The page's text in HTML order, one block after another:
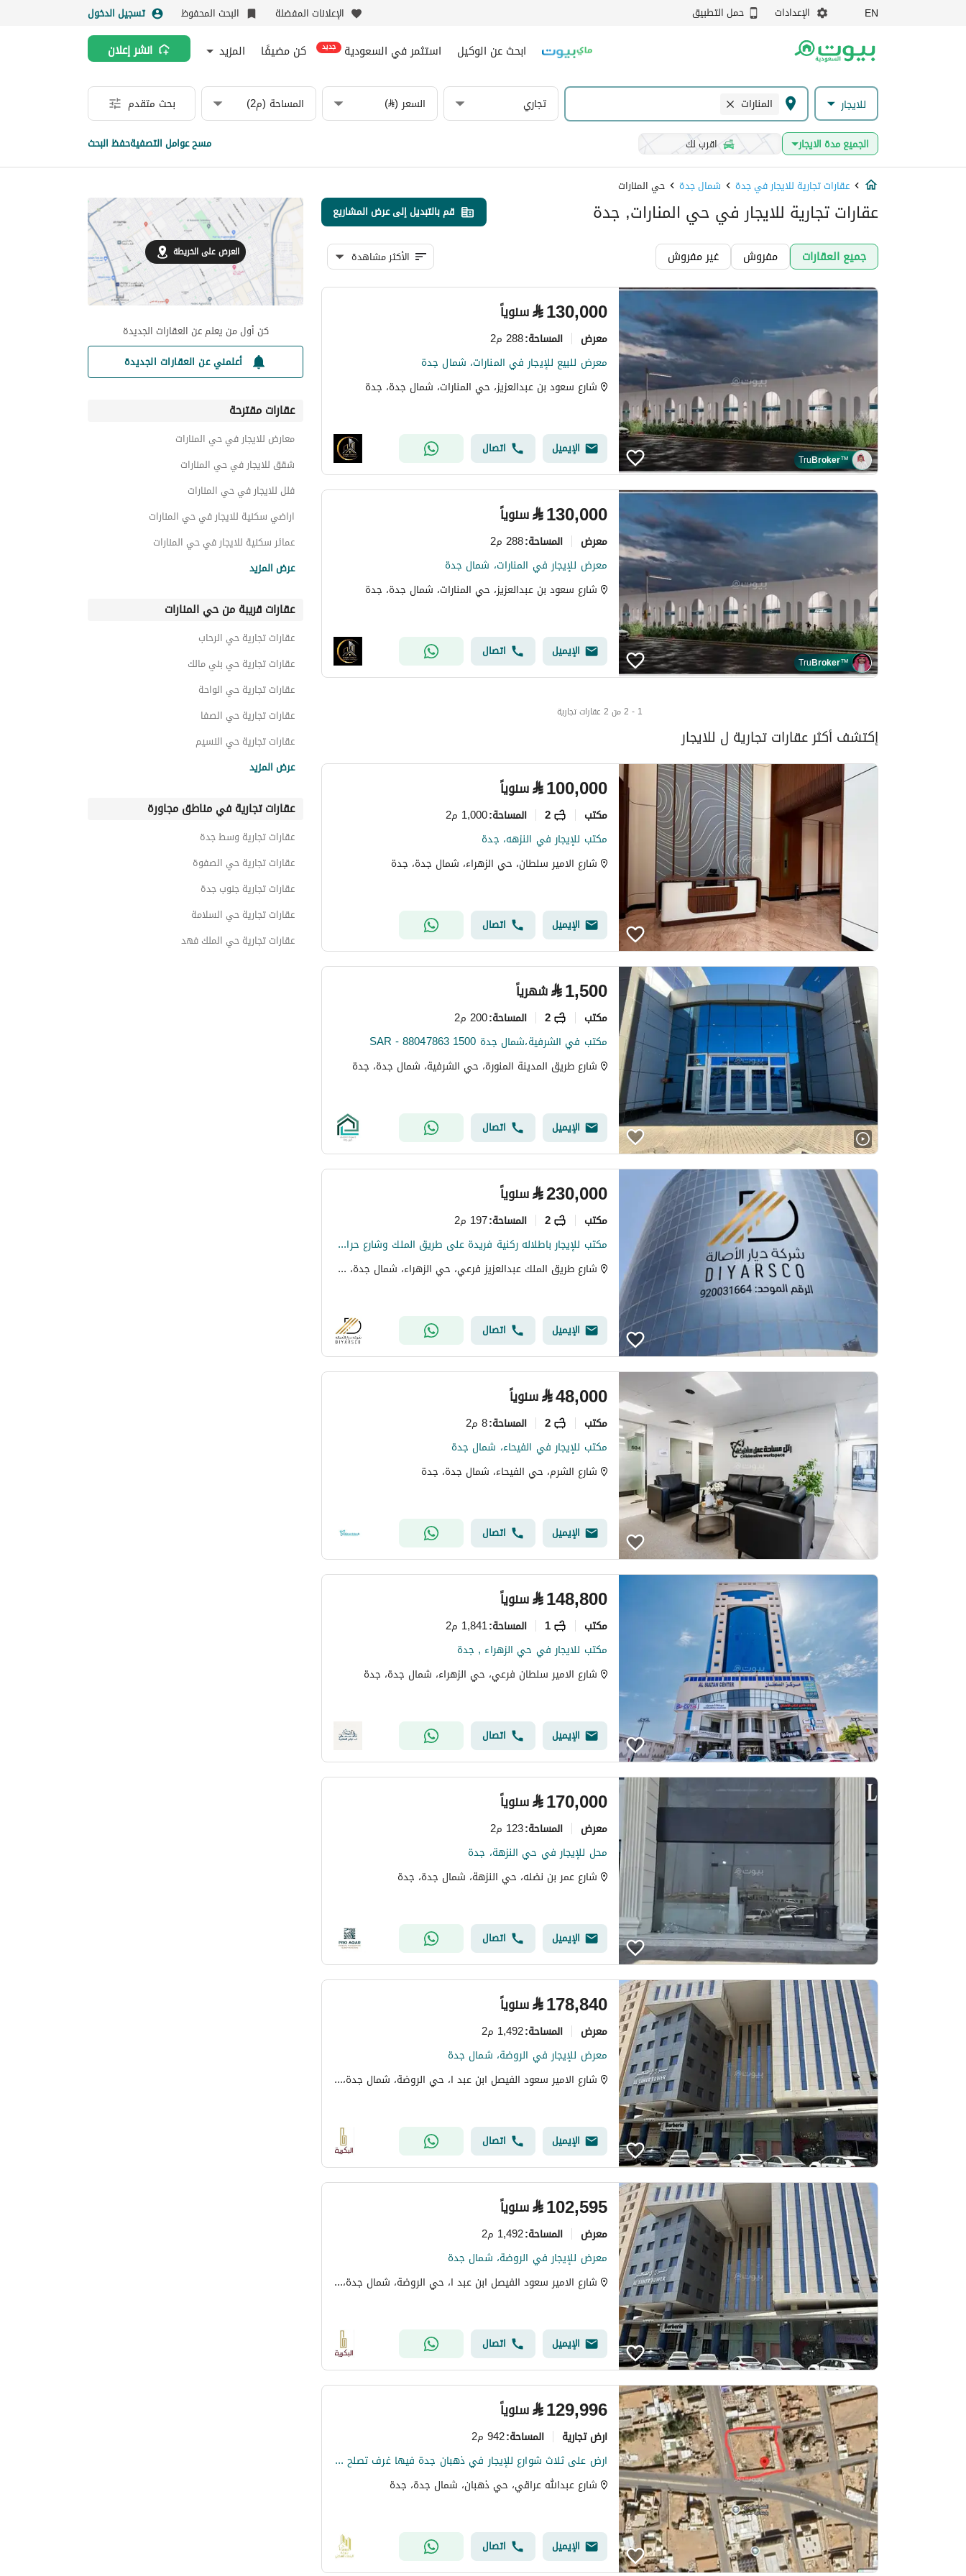
EN الإعدادات حمل التطبيق الإعلانات المفضلة البحث المحفوظ تسجيل الدخول
ابحث عن الوكيل استثمر في السعودية جديد كن مضيفًا المزيد انشر إعلان
للايجار المنارات تجاري السعر (⃁) المساحة (م2) بحث متقدم
الجميع مدة الايجار اقرب لك مسح عوامل التصفيةحفظ البحث
عقارات تجارية للايجار في جدة شمال جدة حي المنارات
عقارات تجارية للايجار في حي المنارات, جدة قم بالتبديل إلى عرض المشاريع
جميع العقارات مفروش غير مفروش الأكثر مشاهدة
TruBroker™
⃁130,000 سنوياً
معرض المساحة:288 م2
معرض للبيع للإيجار في المنارات، شمال جدة
شارع سعود بن عبدالعزيز، حي المنارات، شمال جدة، جدة
الإيميل اتصال
TruBroker™
⃁130,000 سنوياً
معرض المساحة:288 م2
معرض للإيجار في المنارات، شمال جدة
شارع سعود بن عبدالعزيز، حي المنارات، شمال جدة، جدة
الإيميل اتصال
1 - 2 من 2 عقارات تجارية
إكتشف أكثر عقارات تجارية ل للايجار
⃁100,000 سنوياً
مکتب 2 المساحة:1,000 م2
مكتب للإيجار في النزهه، جدة
شارع الامير سلطان، حي الزهراء، شمال جدة، جدة
الإيميل اتصال
⃁1,500 شهرياً
مکتب 2 المساحة:200 م2
مكتب في الشرفية،شمال جدة 1500 SAR - 88047863
شارع طريق المدينة المنورة، حي الشرفية، شمال جدة، جدة
الإيميل اتصال
⃁230,000 سنوياً
مکتب 2 المساحة:197 م2
مكتب للإيجار باطلاله ركنية فريدة على طريق الملك وشارع حراء في برج كينغ سكوير
شارع طريق الملك عبدالعزيز فرعي، حي الزهراء، شمال جدة، جدة
الإيميل اتصال
⃁48,000 سنوياً
مکتب 2 المساحة:8 م2
مكتب للإيجار في الفيحاء، شمال جدة
شارع الشرم، حي الفيحاء، شمال جدة، جدة
الإيميل اتصال
⃁148,800 سنوياً
مکتب 1 المساحة:1,841 م2
مكتب للايجار في حي الزهراء , جدة
شارع الامير سلطان فرعي، حي الزهراء، شمال جدة، جدة
الإيميل اتصال
⃁170,000 سنوياً
معرض المساحة:123 م2
محل للإيجار في حي النزهة، جدة
شارع عمر بن نضله، حي النزهة، شمال جدة، جدة
الإيميل اتصال
⃁178,840 سنوياً
معرض المساحة:1,492 م2
معرض للإيجار في الروضة، شمال جدة
شارع الامير سعود الفيصل ابن عبد ا، حي الروضة، شمال جدة، جدة
الإيميل اتصال
⃁102,595 سنوياً
معرض المساحة:1,492 م2
معرض للإيجار في الروضة، شمال جدة
شارع الامير سعود الفيصل ابن عبد ا، حي الروضة، شمال جدة، جدة
الإيميل اتصال
⃁129,996 سنوياً
ارض تجارية المساحة:942 م2
ارض على ثلاث شوارع للإيجار في ذهبان جدة فيها غرف تصلح سكن عمال
شارع عبدالله عراقي، حي ذهبان، شمال جدة، جدة
الإيميل اتصال
العرض على الخريطة
كن أول من يعلم عن العقارات الجديدة
أعلمني عن العقارات الجديدة
عقارات مقترحة
معارض للايجار في حي المنارات
شقق للايجار في حي المنارات
فلل للايجار في حي المنارات
اراضي سكنية للايجار في حي المنارات
عمائر سكنية للايجار في حي المنارات
عرض المزيد
عقارات قريبة من حي المنارات
عقارات تجارية حي الرحاب
عقارات تجارية حي بني مالك
عقارات تجارية حي الواحة
عقارات تجارية حي الصفا
عقارات تجارية حي النسيم
عقارات تجارية حي العزيزية
عقارات تجارية حي المنار
عقارات تجارية حي النخيل
عرض المزيد
عقارات تجارية في مناطق مجاورة
عقارات تجارية وسط جدة
عقارات تجارية حي الصفوة
عقارات تجارية جنوب جدة
عقارات تجارية حي السلامة
عقارات تجارية حي الملك فهد